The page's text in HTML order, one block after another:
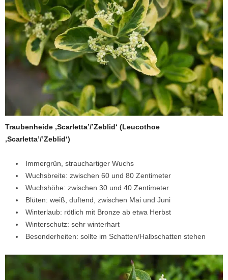
Traubenheide ‚Scarletta’/’Zeblid‘ (Leucothoe
‚Scarletta’/’Zeblid‘)
Immergrün, strauchartiger Wuchs
Wuchsbreite: zwischen 60 und 80 Zentimeter
Wuchshöhe: zwischen 30 und 40 Zentimeter
Blüten: weiß, duftend, zwischen Mai und Juni
Winterlaub: rötlich mit Bronze ab etwa Herbst
Winterschutz: sehr winterhart
Besonderheiten: sollte im Schatten/Halbschatten stehen